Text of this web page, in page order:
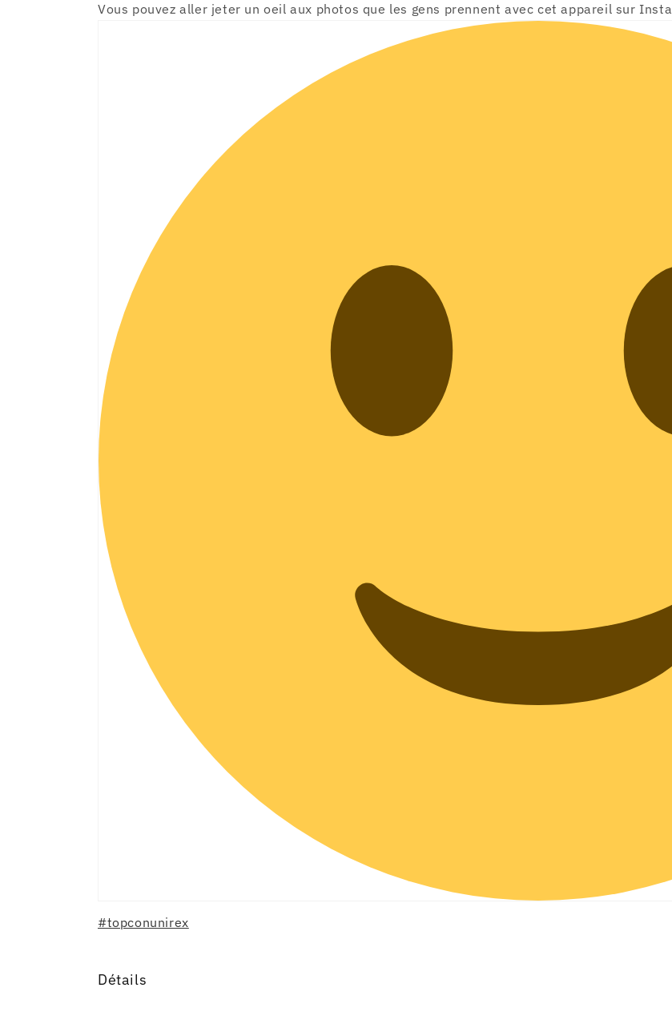
Vous pouvez aller jeter un oeil aux photos que les gens prennent avec cet appareil sur Insta
#topconunirex
Détails